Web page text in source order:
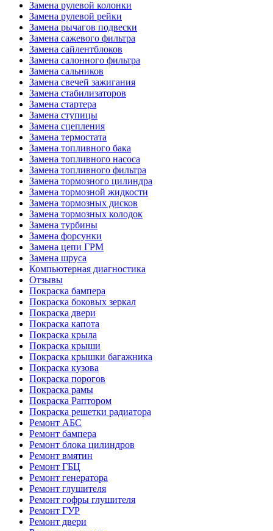
Замена рулевой колонки
Замена рулевой рейки
Замена рычагов подвески
Замена сажевого фильтра
Замена сайлентблоков
Замена салонного фильтра
Замена сальников
Замена свечей зажигания
Замена стабилизаторов
Замена стартера
Замена ступицы
Замена сцепления
Замена термостата
Замена топливного бака
Замена топливного насоса
Замена топливного фильтра
Замена тормозного цилиндра
Замена тормозной жидкости
Замена тормозных дисков
Замена тормозных колодок
Замена турбины
Замена форсунки
Замена цепи ГРМ
Замена шруса
Компьютерная диагностика
Отзывы
Покраска бампера
Покраска боковых зеркал
Покраска двери
Покраска капота
Покраска крыла
Покраска крыши
Покраска крышки багажника
Покраска кузова
Покраска порогов
Покраска рамы
Покраска Раптором
Покраска решетки радиатора
Ремонт АБС
Ремонт бампера
Ремонт блока цилиндров
Ремонт вмятин
Ремонт ГБЦ
Ремонт генератора
Ремонт глушителя
Ремонт гофры глушителя
Ремонт ГУР
Ремонт двери